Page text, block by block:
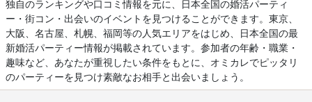
独自のランキングや口コミ情報を元に、日本全国の婚活パーティ
ー・街コン・出会いのイベントを見つけることができます。東京、
大阪、名古屋、札幌、福岡等の人気エリアをはじめ、日本全国の最
新婚活パーティー情報が掲載されています。参加者の年齢・職業・
趣味など、あなたが重視したい条件をもとに、オミカレでピッタリ
のパーティーを見つけ素敵なお相手と出会いましょう。